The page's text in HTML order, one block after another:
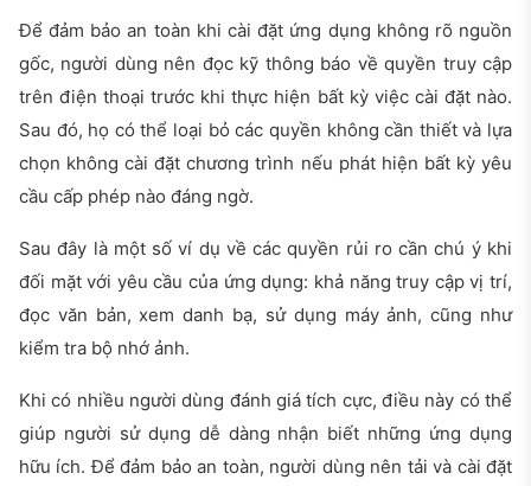
Để đảm bảo an toàn khi cài đặt ứng dụng không rõ nguồn
gốc, người dùng nên đọc kỹ thông báo về quyền truy cập
trên điện thoại trước khi thực hiện bất kỳ việc cài đặt nào.
Sau đó, họ có thể loại bỏ các quyền không cần thiết và lựa
chọn không cài đặt chương trình nếu phát hiện bất kỳ yêu
cầu cấp phép nào đáng ngờ.
Sau đây là một số ví dụ về các quyền rủi ro cần chú ý khi
đối mặt với yêu cầu của ứng dụng: khả năng truy cập vị trí,
đọc văn bản, xem danh bạ, sử dụng máy ảnh, cũng như
kiểm tra bộ nhớ ảnh.
Khi có nhiều người dùng đánh giá tích cực, điều này có thể
giúp người sử dụng dễ dàng nhận biết những ứng dụng
hữu ích. Để đảm bảo an toàn, người dùng nên tải và cài đặt